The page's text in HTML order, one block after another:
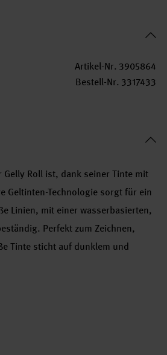
Artikel-Nr. 3905864
Bestell-Nr. 3317433
Gelly Roll ist, dank seiner Tinte mit
Geltinten-Technologie sorgt für ein
Linien, mit einer wasserbasierten,
Perfekt zum Zeichnen,
Tinte sticht auf dunklem und